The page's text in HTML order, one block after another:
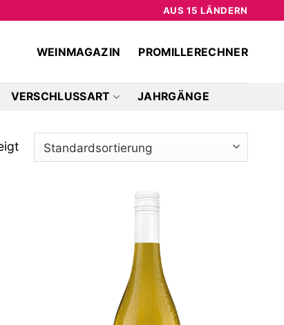
AUS 15 LÄNDERN
WEINMAGAZIN PROMILLERECHNER
VERSCHLUSSART JAHRGÄNGE